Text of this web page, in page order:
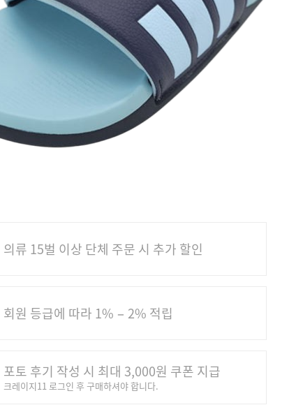
의류 15벌 이상 단체 주문 시 추가 할인
회원 등급에 따라 1% − 2% 적립
포토 후기 작성 시 최대 3,000원 쿠폰 지급
크레이지11 로그인 후 구매하셔야 합니다.